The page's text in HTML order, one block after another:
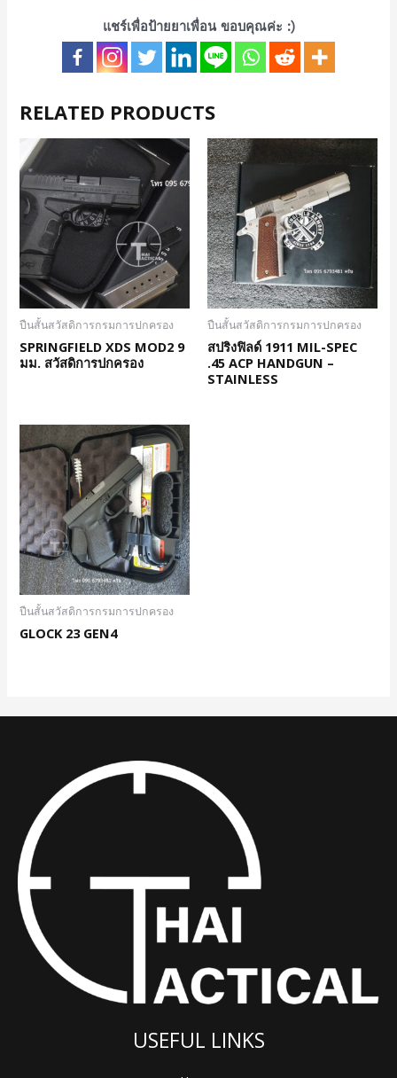
แชร์เพื่อป้ายยาเพื่อน ขอบคุณค่ะ :)
RELATED PRODUCTS
ปืนสั้นสวัสดิการกรมการปกครอง
SPRINGFIELD XDS MOD2 9
มม. สวัสดิการปกครอง
ปืนสั้นสวัสดิการกรมการปกครอง
สปริงฟิลด์ 1911 MIL-SPEC
.45 ACP HANDGUN –
STAINLESS
ปืนสั้นสวัสดิการกรมการปกครอง
GLOCK 23 GEN4
USEFUL LINKS